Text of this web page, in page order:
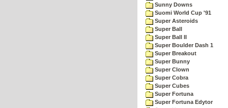
Sunny Downs
Suomi World Cup '91
Super Asteroids
Super Ball
Super Ball II
Super Boulder Dash 1
Super Breakout
Super Bunny
Super Clown
Super Cobra
Super Cubes
Super Fortuna
Super Fortuna Edytor